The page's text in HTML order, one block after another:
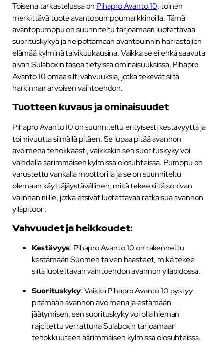
Toisena tarkastelussa on Pihapro Avanto 10, toinen
merkittävä tuote avantopumppumarkkinoilla. Tämä
avantopumppu on suunniteltu tarjoamaan luotettavaa
suorituskykyä ja helpottamaan avantouinnin harrastajien
elämää kylminä talvikuukausina. Vaikka se ei ehkä saavuta
aivan Sulaboxin tasoa tietyissä ominaisuuksissa, Pihapro
Avanto 10 omaa silti vahvuuksia, jotka tekevät siitä
harkinnan arvoisen vaihtoehdon.
Tuotteen kuvaus ja ominaisuudet
Pihapro Avanto 10 on suunniteltu erityisesti kestävyyttä ja
toimivuutta silmällä pitäen. Se lupaa pitää avannon
avoimena tehokkaasti, vaikkakin sen suorituskyky voi
vaihdella äärimmäisen kylmissä olosuhteissa. Pumppu on
varustettu vankalla moottorilla ja se on suunniteltu
olemaan käyttäjäystävällinen, mikä tekee siitä sopivan
valinnan niille, jotka etsivät luotettavaa ratkaisua avannon
ylläpitoon.
Vahvuudet ja heikkoudet:
Kestävyys: Pihapro Avanto 10 on rakennettu
kestämään Suomen talven haasteet, mikä tekee
siitä luotettavan vaihtoehdon avannon ylläpidossa.
Suorituskyky: Vaikka Pihapro Avanto 10 pystyy
pitämään avannon avoimena ja estämään
jäätymisen, sen suorituskyky voi olla hieman
rajoitettu verrattuna Sulaboxin tarjoamaan
tehokkuuteen äärimmäisen kylmissä olosuhteissa.